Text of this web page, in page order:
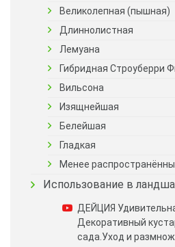
Великолепная (пышная)
Длиннолистная
Лемуана
Гибридная Строуберри
Вильсона
Изящнейшая
Белейшая
Гладкая
Менее
Использование в
ДЕЙЦИЯ
Декоративный
сада.Уход и